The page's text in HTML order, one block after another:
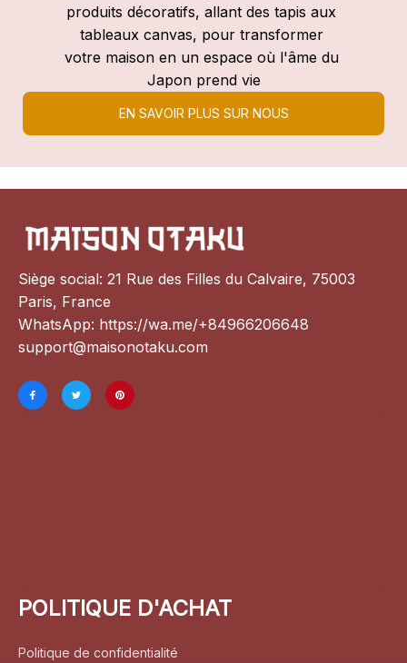
produits décoratifs, allant des tapis aux
tableaux canvas, pour transformer
votre maison en un espace où l'âme du
Japon prend vie
EN SAVOIR PLUS SUR NOUS
Siège social: 21 Rue des Filles du Calvaire, 75003
Paris, France
WhatsApp: https://wa.me/+84966206648
support@maisonotaku.com
POLITIQUE D'ACHAT
Politique de confidentialité